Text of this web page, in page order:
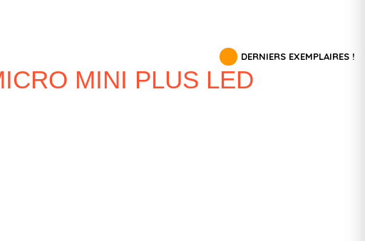
DERNIERS EXEMPLAIRES !
MINI PLUS LED